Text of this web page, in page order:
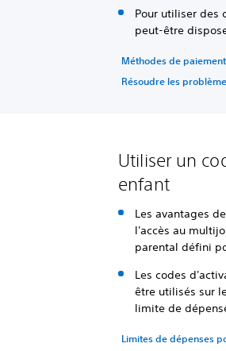
Pour utiliser des
peut-être
Méthodes de
Résoudre les
Utiliser un
enfant
Les avantages
l'accès au
parental défini
Les codes
être utilisés sur
limite de
Limites de dépenses